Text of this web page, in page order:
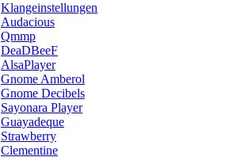
Klangeinstellungen
Audacious
Qmmp
DeaDBeeF
AlsaPlayer
Gnome Amberol
Gnome Decibels
Sayonara Player
Guayadeque
Strawberry
Clementine